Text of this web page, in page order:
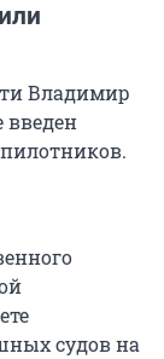
Владимир
введен
судов на